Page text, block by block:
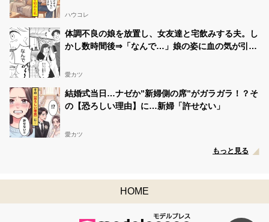
ハウコレ
体調不良の娘を放置し、女友達と宅飲みする夫。し
かし数時間後⇒「なんで…」娘の姿に血の気が引い
愛カツ
結婚式当日…ナゼか”新婦側の席”がガラガラ！？そ
の【恐ろしい理由】に…新婦「許せない」
愛カツ
もっと見る
HOME